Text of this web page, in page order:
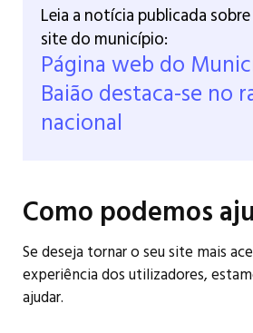
Leia a notícia publicada
site do município:
Página web do
Baião destaca-se no
nacional
Como podemos
Se deseja tornar o seu site mais
experiência dos utilizadores,
ajudar.